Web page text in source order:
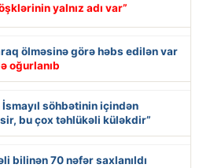
yalnız adı var”
ölməsinə görə həbs edilən var
oğurlanıb
söhbətinin içindən
bu çox təhlükəli küləkdir”
bilinən 70 nəfər saxlanıldı